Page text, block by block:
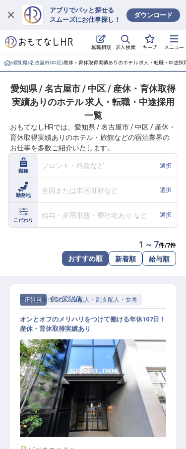
アプリでパッと探せる
スムーズにお仕事探し！
ダウンロード
転職相談 求人検索 キープ メニュー
ログイン
求人・施設を探す
就職・転職 合同説明会
おもてなしHRについて
ご利用の流れ
よくある質問
ホテル・宿泊業界情報コラム
採用をお考えの企業様へ
愛知県 名古屋市 中区 産休・育休取得実績ありのホテル 求人・転職・中途採
愛知県 / 名古屋市 / 中区 / 産休・育休取得
実績ありのホテル 求人・転職・中途採用
一覧
おもてなしHRでは、愛知県 / 名古屋市 / 中区 / 産休・
育休取得実績ありのホテル・旅館などの宿泊業界の
お仕事を多数ご紹介いたします。
職種
フロント・料飲など 選択
勤務地
全国または市区町村など 選択
こだわり
給与・雇用形態・寮社宅あり など 選択
1 ~ 7件/7件
おすすめ順 新着順 給与順
正社員 宿泊 支配人・副支配人・女将
支配人・副支配人候補
ベッセルイン栄駅前
オンとオフのメリハリをつけて働ける年休107日！
産休・育休取得実績あり